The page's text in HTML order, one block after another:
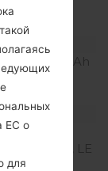
Ion 1860 mAh
EDR, A2DP, LE
ЕС о
для